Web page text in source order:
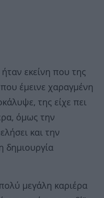
εκείνη που της
έμεινε χαραγμένη
της είχε πει
όμως την
και την
δημιουργία
μεγάλη καριέρα